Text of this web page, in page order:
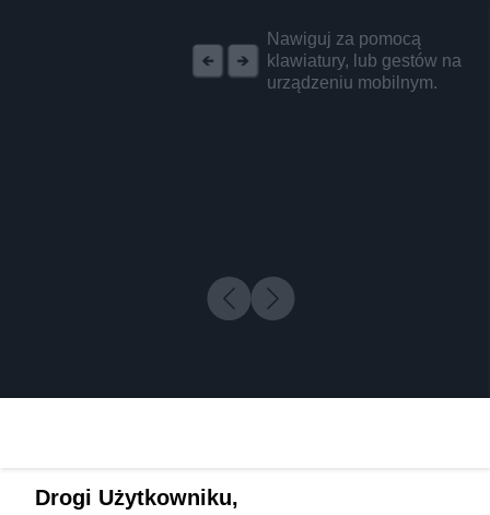
Nawiguj za pomocą
klawiatury, lub gestów na
urządzeniu mobilnym.
Drogi Użytkowniku,